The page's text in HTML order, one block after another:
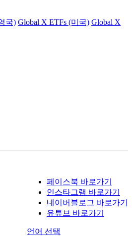
국) Global X ETFs (미국) Global X
페이스북 바로가기
인스타그램 바로가기
네이버블로그 바로가기
유튜브 바로가기
언어 선택